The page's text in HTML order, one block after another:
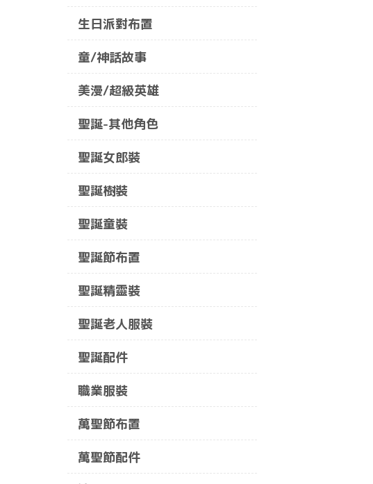
生日派對布置
童/神話故事
美漫/超級英雄
聖誕-其他角色
聖誕女郎裝
聖誕樹裝
聖誕童裝
聖誕節布置
聖誕精靈裝
聖誕老人服裝
聖誕配件
職業服裝
萬聖節布置
萬聖節配件